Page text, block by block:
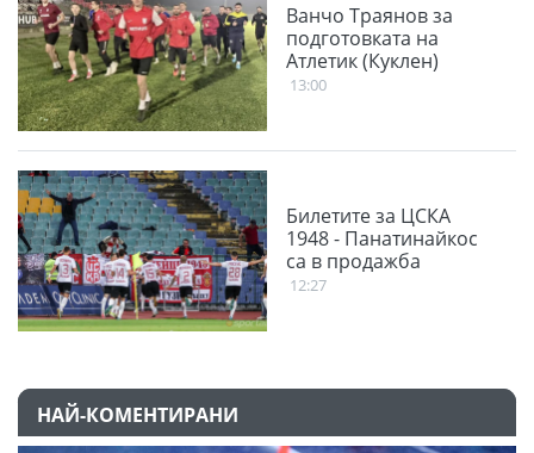
Ванчо Траянов за
подготовката на
Атлетик (Куклен)
13:00
Билетите за ЦСКА
1948 - Панатинайкос
са в продажба
12:27
НАЙ-КОМЕНТИРАНИ